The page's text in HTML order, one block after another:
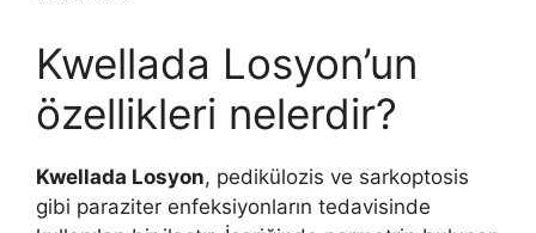
Kwellada Losyon’un
özellikleri nelerdir?
Kwellada Losyon, pedikülozis ve sarkoptosis
gibi paraziter enfeksiyonların tedavisinde